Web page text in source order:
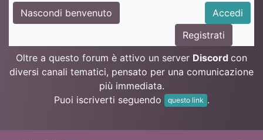
Nascondi benvenuto
Accedi
Registrati
Oltre a questo forum è attivo un server Discord con
diversi canali tematici, pensato per una comunicazione
più immediata.
Puoi iscriverti seguendo
questo link .